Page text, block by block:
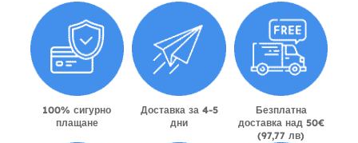
100% сигурно
плащане
Доставка за 4-5
дни
Безплатна
доставка над 50€
(97,77 лв)